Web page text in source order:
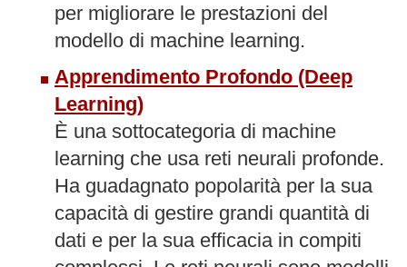
per migliorare le prestazioni del
modello di machine learning.
Apprendimento Profondo (Deep
Learning)
È una sottocategoria di machine
learning che usa reti neurali profonde.
Ha guadagnato popolarità per la sua
capacità di gestire grandi quantità di
dati e per la sua efficacia in compiti